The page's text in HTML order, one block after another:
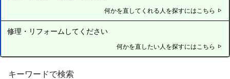
何かを直してくれる人を探すにはこちら
修理・リフォームしてください
何かを直したい人を探すにはこちら
キーワードで検索